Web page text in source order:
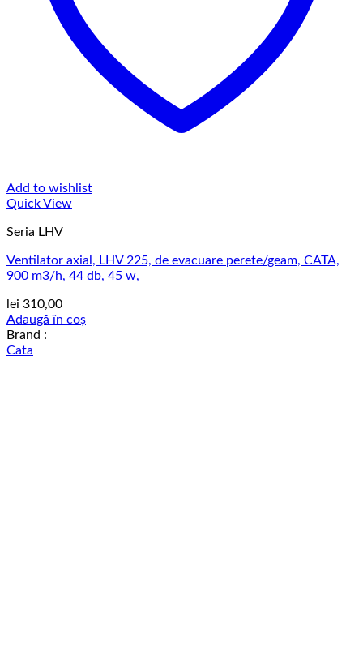
Add to wishlist
Quick View
Seria LHV
Ventilator axial, LHV 225, de evacuare perete/geam, CATA,
900 m3/h, 44 db, 45 w,
lei 310,00
Adaugă în coș
Brand :
Cata